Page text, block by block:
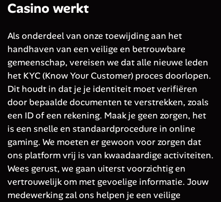
Casino werkt
Als onderdeel van onze toewijding aan het
handhaven van een veilige en betrouwbare
gemeenschap, vereisen we dat alle nieuwe leden
het KYC (Know Your Customer) proces doorlopen.
Dit houdt in dat je je identiteit moet verifiëren
door bepaalde documenten te verstrekken, zoals
een ID of een rekening. Maak je geen zorgen, het
is een snelle en standaardprocedure in online
gaming. We moeten er gewoon voor zorgen dat
ons platform vrij is van kwaadaardige activiteiten.
Wees gerust, we gaan uiterst voorzichtig en
vertrouwelijk om met gevoelige informatie. Jouw
medewerking zal ons helpen je een veilige